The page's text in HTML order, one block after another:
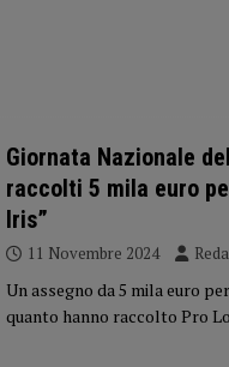
Giornata Nazionale
raccolti 5 mila euro
Iris”
11 Novembre 2024
Un assegno da 5 mila euro
quanto hanno raccolto Pro